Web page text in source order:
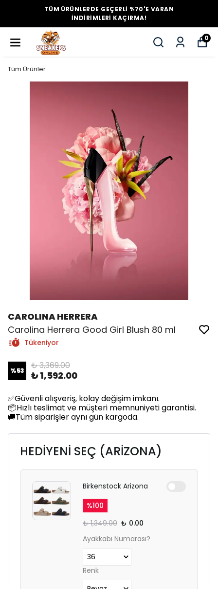
TÜM ÜRÜNLERDE GEÇERLİ %70'E VARAN
İNDİRİMLERİ KAÇIRMA!
0
Tüm Ürünler
CAROLINA HERRERA
Carolina Herrera Good Girl Blush 80 ml
Tükeniyor
%53 ₺ 3,369.00
₺ 1,592.00
✅Güvenli alışveriş, kolay değişim imkanı.
📦Hızlı teslimat ve müşteri memnuniyeti garantisi.
🚚Tüm siparişler aynı gün kargoda.
HEDİYENİ SEÇ (ARİZONA)
Birkenstock Arizona
%100
₺ 1,349.00 ₺ 0.00
Ayakkabı Numarası?
Renk